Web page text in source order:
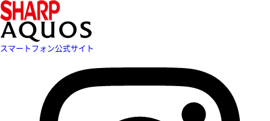
スマートフォン公式サイト